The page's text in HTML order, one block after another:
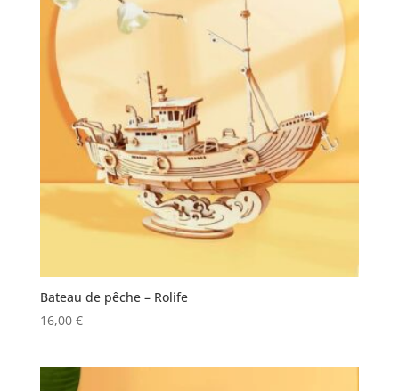
Bateau de pêche – Rolife
16,00 €